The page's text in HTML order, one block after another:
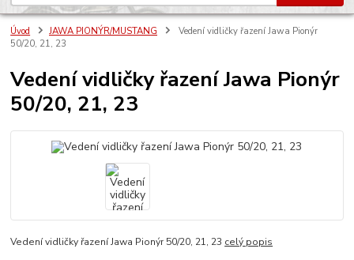
Úvod JAWA PIONÝR/MUSTANG
Vedení vidličky řazení Jawa Pionýr
50/20, 21, 23
Vedení vidličky řazení Jawa Pionýr
50/20, 21, 23
Vedení vidličky řazení Jawa Pionýr 50/20, 21, 23 celý popis